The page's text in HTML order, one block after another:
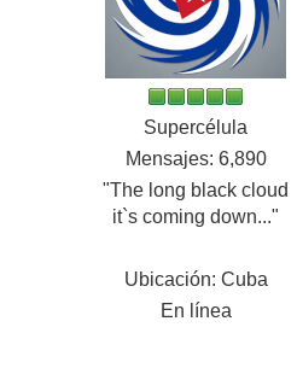
Supercélula
Mensajes: 6,890
"The long black cloud
it`s coming down..."
Ubicación: Cuba
En línea